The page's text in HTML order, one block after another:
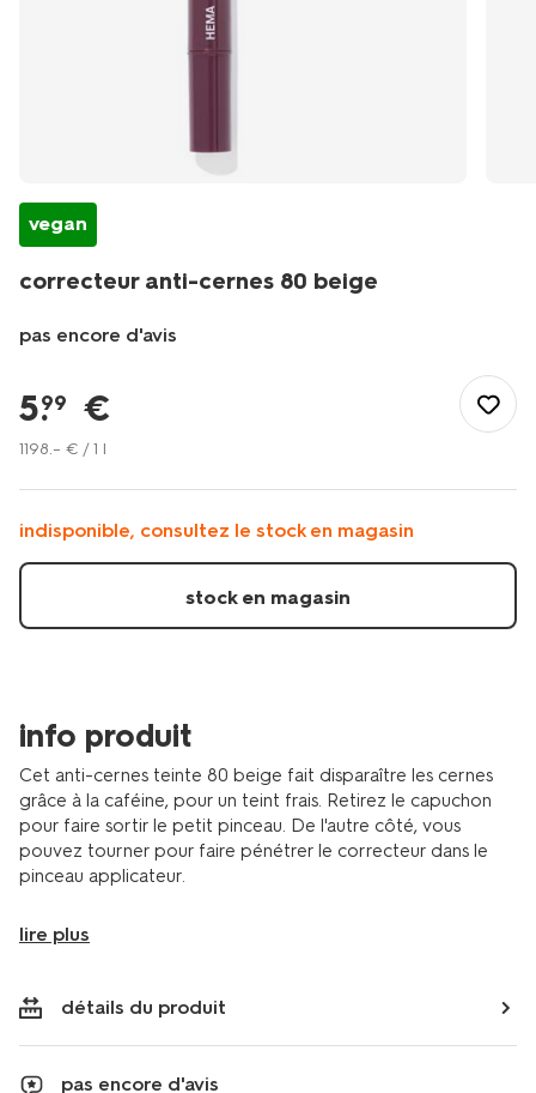
vegan
correcteur anti-cernes 80 beige
pas encore d'avis
fr/soins-
beaute/maquillage/anti-
cerne/correcteur-
cernes-
beige-
11290483.html
5.
99 €
1198.– € / 1 l
indisponible, consultez le stock en magasin
stock en magasin
info produit
Cet anti-cernes teinte 80 beige fait disparaître les cernes
grâce à la caféine, pour un teint frais. Retirez le capuchon
pour faire sortir le petit pinceau. De l'autre côté, vous
pouvez tourner pour faire pénétrer le correcteur dans le
pinceau applicateur.
lire plus
détails du produit
pas encore d'avis